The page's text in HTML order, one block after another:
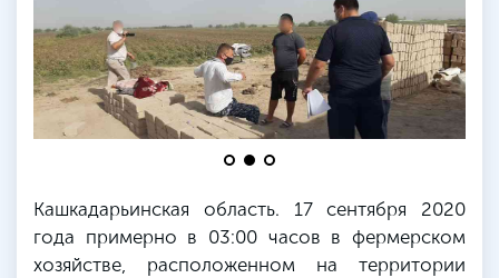
Кашкадарьинская область. 17 сентября 2020
года примерно в 03:00 часов в фермерском
хозяйстве, расположенном на территории